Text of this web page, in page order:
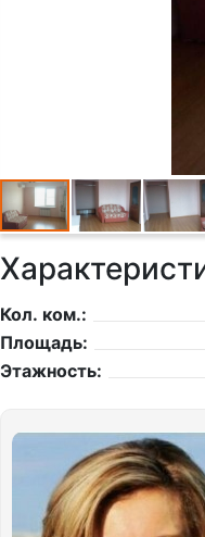
Кол. ком.:
Площадь:
Этажность: